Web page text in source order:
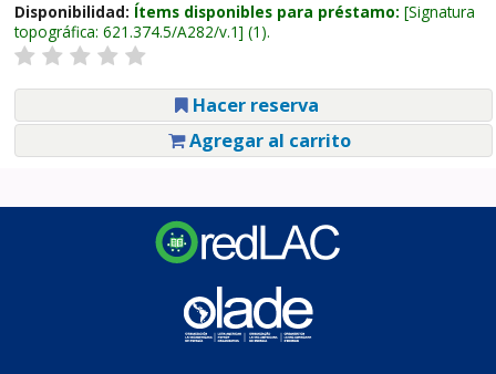
Disponibilidad: Ítems disponibles para préstamo: Signatura
topográfica: 621.374.5/A282/v.1 (1).
Hacer reserva
Agregar al carrito